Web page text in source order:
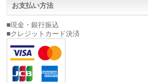
お支払い方法
■現金・銀行振込
■クレジットカード決済